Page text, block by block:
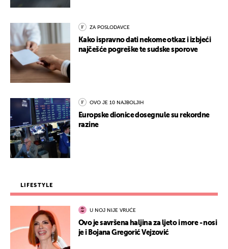
ZA POSLODAVCE
Kako ispravno dati nekome otkaz i izbjeći
najčešće pogreške te sudske sporove
OVO JE 10 NAJBOLJIH
Europske dionice dosegnule su rekordne
razine
LIFESTYLE
U NOJ NIJE VRUĆE
Ovo je savršena haljina za ljeto i more - nosi
je i Bojana Gregorić Vejzović